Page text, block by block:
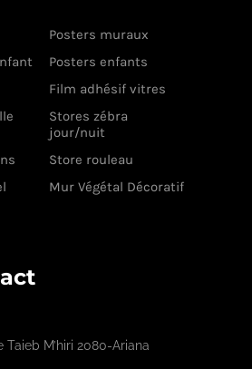
Posters muraux
Posters enfants
Film adhésif vitres
Stores zébra
jour/nuit
Store rouleau
Mur Végétal Décoratif
Taieb M’hiri 2080-Ariana